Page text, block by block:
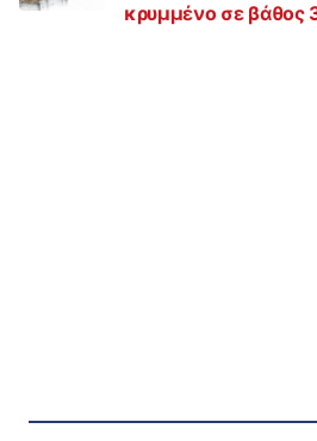
κρυμμένο σε βάθος